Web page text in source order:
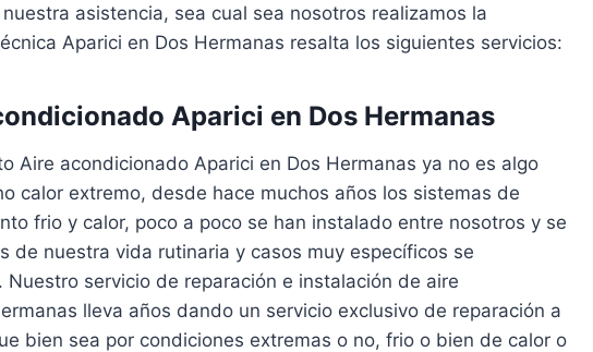
asistencia, sea cual sea nosotros realizamos la
Aparici en Dos Hermanas resalta los siguientes servicios:
Aparici en Dos Hermanas
Aire acondicionado Aparici en Dos Hermanas ya no es algo
calor extremo, desde hace muchos años los sistemas de
frio y calor, poco a poco se han instalado entre nosotros y se
de nuestra vida rutinaria y casos muy específicos se
servicio de reparación e instalación de aire
lleva años dando un servicio exclusivo de reparación a
bien sea por condiciones extremas o no, frio o bien de calor o